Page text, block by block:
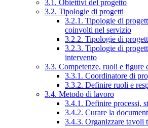
3.1. Obiettivi del progetto
3.2. Tipologie di progetti
3.2.1. Tipologie di
coinvolti nel servizio
3.2.2. Tipologie di
3.2.3. Tipologie di
intervento
3.3. Competenze, ruoli e figure
3.3.1. Coordinatore di
3.3.2. Definire ruoli e
3.4. Metodo di lavoro
3.4.1. Definire processi,
3.4.2. Curare la
3.4.3. Organizzare tavoli